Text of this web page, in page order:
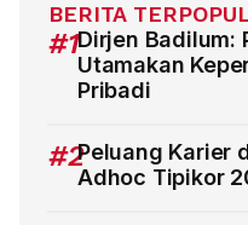
BERITA
#1Dirjen Badilum:
Utamakan
Pribadi
#2Peluang Karier
Adhoc Tipikor